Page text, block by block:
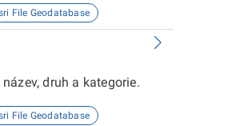
File Geodatabase
druh a kategorie.
File Geodatabase